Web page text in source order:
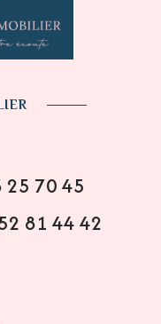
25 70 45
81 44 42